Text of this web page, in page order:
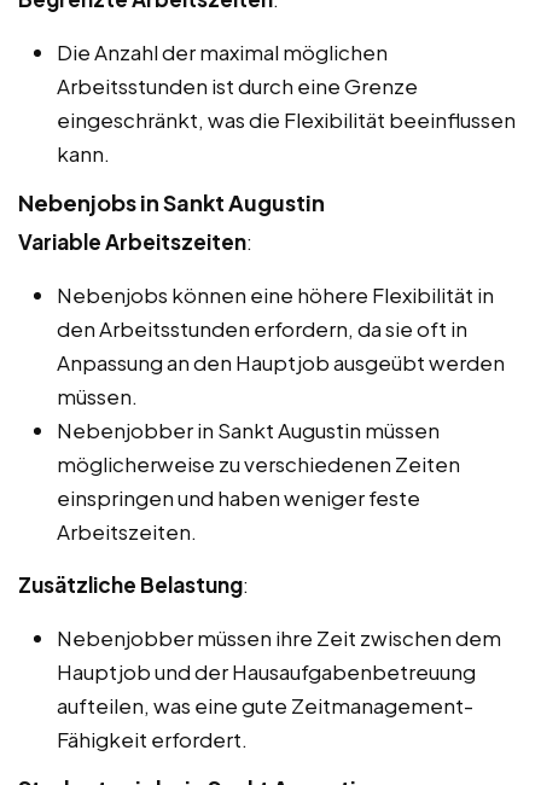
Die Anzahl der maximal möglichen
Arbeitsstunden ist durch eine Grenze
eingeschränkt, was die Flexibilität beeinflussen
kann.
Nebenjobs in Sankt Augustin
Variable Arbeitszeiten:
Nebenjobs können eine höhere Flexibilität in
den Arbeitsstunden erfordern, da sie oft in
Anpassung an den Hauptjob ausgeübt werden
müssen.
Nebenjobber in Sankt Augustin müssen
möglicherweise zu verschiedenen Zeiten
einspringen und haben weniger feste
Arbeitszeiten.
Zusätzliche Belastung:
Nebenjobber müssen ihre Zeit zwischen dem
Hauptjob und der Hausaufgabenbetreuung
aufteilen, was eine gute Zeitmanagement-
Fähigkeit erfordert.